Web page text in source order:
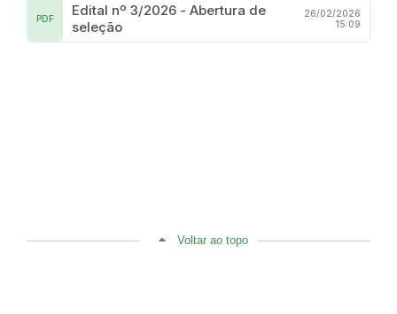
Edital nº 3/2026 - Abertura de
seleção
PDF
26/02/2026
15:09
Voltar ao topo